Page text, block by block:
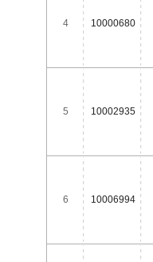
4 10000680
5 10002935
6 10006994